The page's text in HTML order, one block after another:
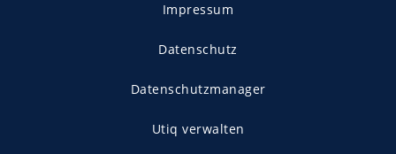
Impressum
Datenschutz
Datenschutzmanager
Utiq verwalten